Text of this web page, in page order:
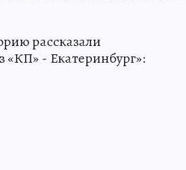
рассказали
«КП» - Екатеринбург»: